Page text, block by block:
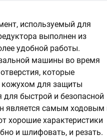
используемый для
выполнен из
удобной работы.
машины во время
которые
кожухом для защиты
быстрой и безопасной
является самым ходовым
хорошие характеристики
и шлифовать, и резать.